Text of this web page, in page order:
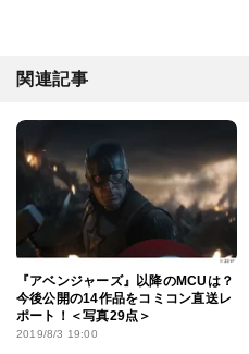
関連記事
『アベンジャーズ』以降のMCUは？
今後公開の14作品をコミコン直送レ
ポート！＜写真29点＞
2019/8/3 19:00